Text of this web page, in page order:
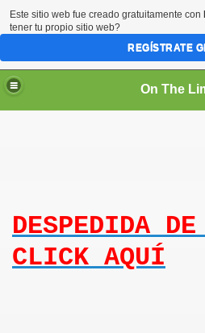
On The
DESPEDIDA
CLICK AQUÍ
Este sitio web fue creado gratuitamente con
tener tu propio sitio web?
REGÍSTRATE